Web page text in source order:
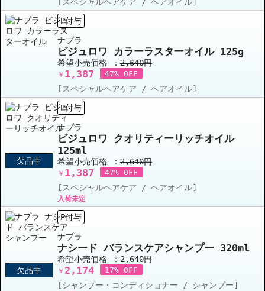
P付与
ナプラ
ビジュロワ カラーラスターオイル 125g
希望小売価格 ： 2,640円
￥ 1,387 47% OFF
[スペシャルヘアケア / ヘアオイル]
欠品中
P付与
ナプラ
ビジュロワ クオリティーリッチオイル
125ml
希望小売価格 ： 2,640円
￥ 1,387 47% OFF
[スペシャルヘアケア / ヘアオイル]
入荷未定
欠品中
P付与
ナプラ
ナシード バランスケアシャンプー 320ml
希望小売価格 ： 2,640円
￥ 2,174 17% OFF
[シャンプー・コンディショナー / シャンプー]